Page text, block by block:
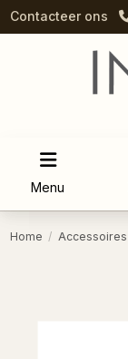
Contacteer ons
Menu
Home Accessoires